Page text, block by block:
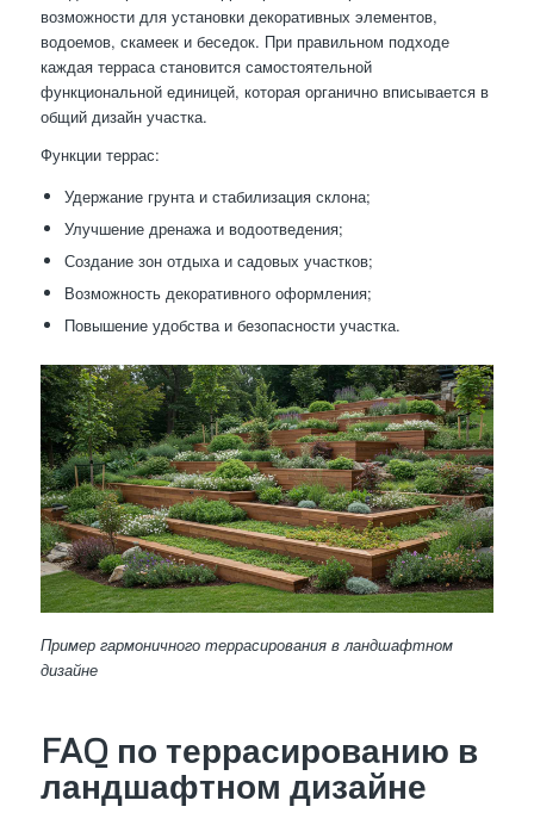
возможности для установки декоративных элементов,
водоемов, скамеек и беседок. При правильном подходе
каждая терраса становится самостоятельной
функциональной единицей, которая органично вписывается в
общий дизайн участка.
Функции террас:
Удержание грунта и стабилизация склона;
Улучшение дренажа и водоотведения;
Создание зон отдыха и садовых участков;
Возможность декоративного оформления;
Повышение удобства и безопасности участка.
Пример гармоничного террасирования в ландшафтном
дизайне
FAQ по террасированию в
ландшафтном дизайне